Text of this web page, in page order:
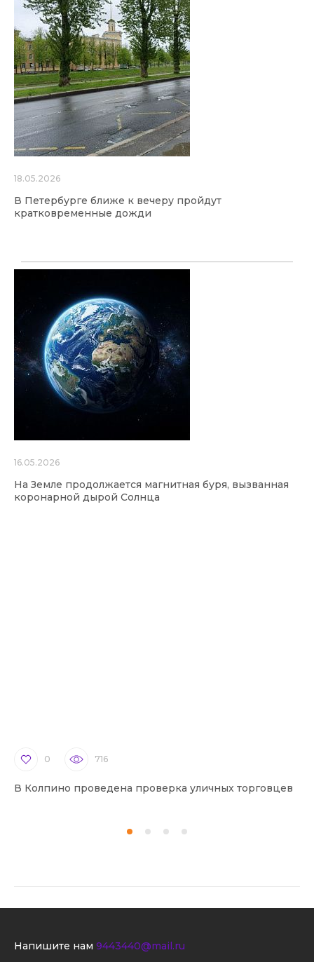
18.05.2026
В Петербурге ближе к вечеру пройдут
кратковременные дожди
16.05.2026
На Земле продолжается магнитная буря, вызванная
коронарной дырой Солнца
0 716
В Колпино проведена проверка уличных торговцев
Напишите нам 9443440@mail.ru